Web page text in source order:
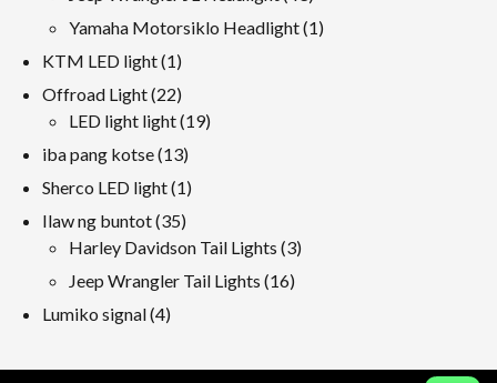
mga
Yamaha Motorsiklo Headlight 11
KTM LED light 11
produkto
Offroad Light 2222
mga
produkto
LED light light 1919
iba pang kotse 1313
mga
Sherco LED light 11
Ilaw ng buntot 3535
mga
produkto
Harley Davidson Tail Lights 33
Jeep Wrangler Tail Lights 1616
Lumiko signal 44
produkto